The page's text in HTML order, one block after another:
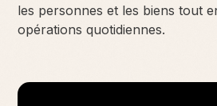
les personnes et les biens tout
opérations quotidiennes.